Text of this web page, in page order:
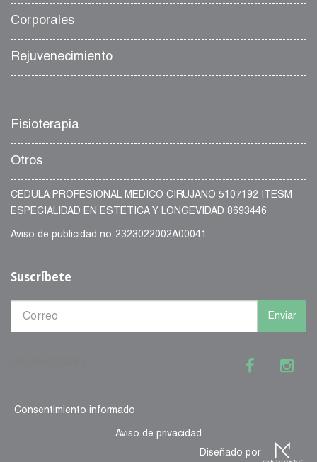
Corporales
Rejuvenecimiento
Fisioterapia
Otros
CEDULA PROFESIONAL MEDICO CIRUJANO 5107192 ITESM
ESPECIALIDAD EN ESTETICA Y LONGEVIDAD 8693446
Aviso de publicidad no. 2323022002A00041
Suscríbete
Enviar
Consentimiento informado
Aviso de privacidad
Diseñado por